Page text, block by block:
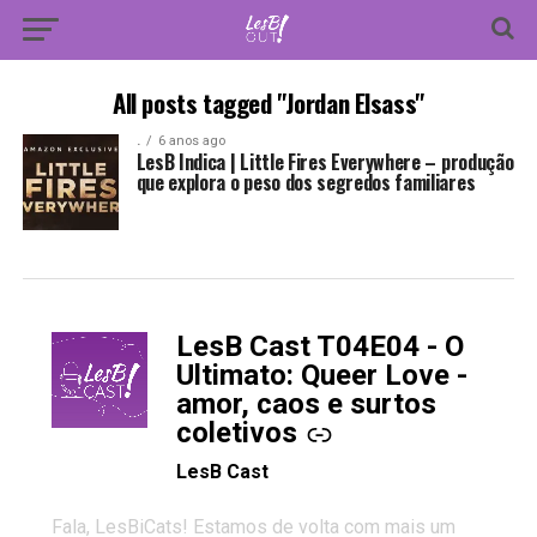
All posts tagged "Jordan Elsass"
. 6 anos ago
LesB Indica | Little Fires Everywhere – produção
que explora o peso dos segredos familiares
LesB Cast T04E04 - O
Ultimato: Queer Love -
amor, caos e surtos
coletivos
-
LesB Cast
Fala, LesBiCats! Estamos de volta com mais um